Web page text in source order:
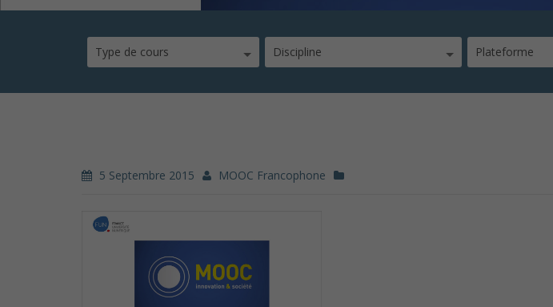
Type de cours Discipline Plateforme
5 Septembre 2015 MOOC Francophone